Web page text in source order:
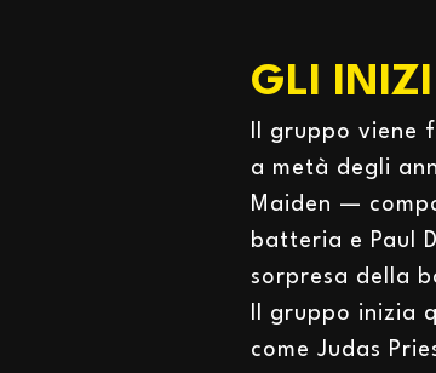
GLI INIZI
Il gruppo viene
a metà degli
Maiden —
batteria e Paul
sorpresa della
Il gruppo inizia
come Judas